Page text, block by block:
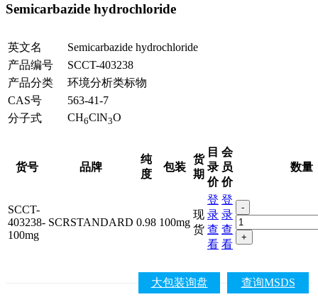
Semicarbazide hydrochloride
英文名
Semicarbazide hydrochloride
产品编号
SCCT-403238
产品分类
环境分析类标物
CAS号
563-41-7
分子式
CH6ClN3O
货号 品牌
纯
度
包装
货
期
目
录
价
会
员
价
数量
SCCT-
403238-
100mg
SCRSTANDARD 0.98 100mg
现
货
登
录
查
看
登
录
查
看
-
+
查询MSDS
大包装询盘